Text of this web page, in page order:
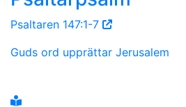
Psaltaren 147:1-7
Guds ord upprättar Jerusalem